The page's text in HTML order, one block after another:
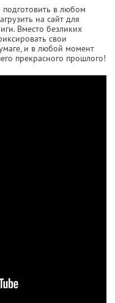
в любом
на сайт для
Вместо безликих
свои
и в любой момент
прекрасного прошлого!